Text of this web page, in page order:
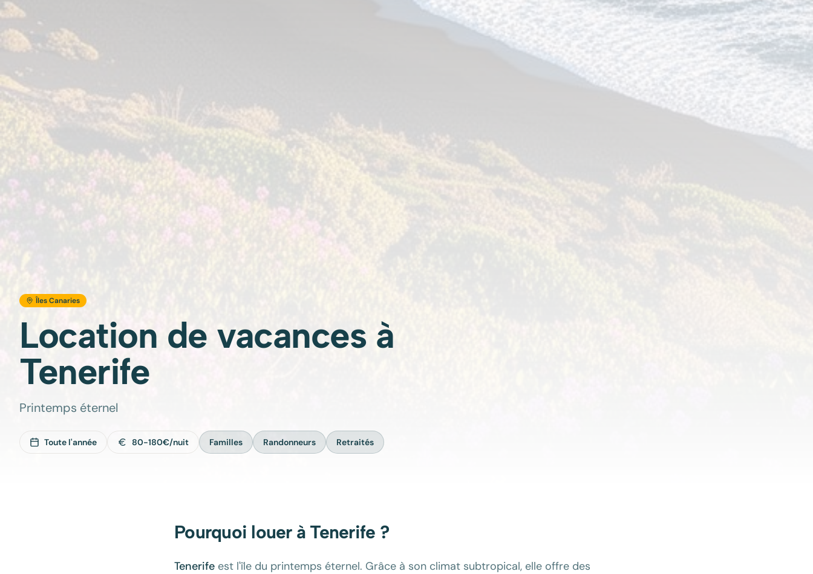
Îles Canaries
Location de vacances à
Tenerife
Printemps éternel
Toute l'année 80-180€/nuit Familles Randonneurs Retraités
Pourquoi louer à Tenerife ?
Tenerife est l'île du printemps éternel. Grâce à son climat subtropical, elle offre des